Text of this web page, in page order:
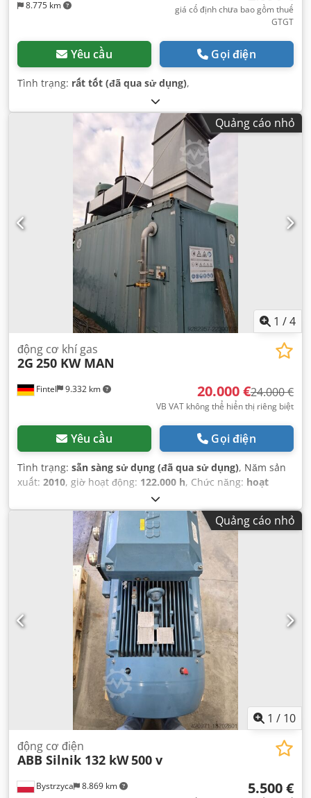
8.775 km
giá cố định chưa bao gồm thuế
GTGT
Yêu cầu Gọi điện
Tình trạng: rất tốt (đã qua sử dụng),
Quảng cáo nhỏ
1 /4
Fintel 9.332 km
động cơ khí gas
2G 250 KW MAN
20.000 €24.000 €
VB VAT không thể hiển thị riêng biệt
Yêu cầu Gọi điện
Tình trạng: sẵn sàng sử dụng (đã qua sử dụng), Năm sản
xuất: 2010, giờ hoạt động: 122.000 h, Chức năng: hoạt
250 kW (339,91 mã lực)
lanh:8,
Quảng cáo nhỏ
1 / 10
Bystrzyca 8.869 km
động cơ điện
ABB Silnik 132 kW500 v
5.500 €